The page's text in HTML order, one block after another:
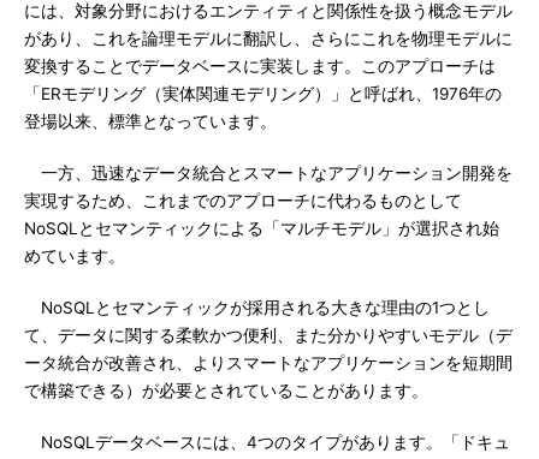
には、対象分野におけるエンティティと関係性を扱う概念モデル
があり、これを論理モデルに翻訳し、さらにこれを物理モデルに
変換することでデータベースに実装します。このアプローチは
「ERモデリング（実体関連モデリング）」と呼ばれ、1976年の
登場以来、標準となっています。
一方、迅速なデータ統合とスマートなアプリケーション開発を
実現するため、これまでのアプローチに代わるものとして
NoSQLとセマンティックによる「マルチモデル」が選択され始
めています。
NoSQLとセマンティックが採用される大きな理由の1つとし
て、データに関する柔軟かつ便利、また分かりやすいモデル（デ
ータ統合が改善され、よりスマートなアプリケーションを短期間
で構築できる）が必要とされていることがあります。
NoSQLデータベースには、4つのタイプがあります。「ドキュ